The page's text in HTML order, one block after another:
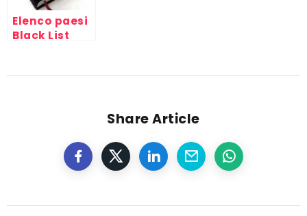
Elenco paesi
Black List
Share Article